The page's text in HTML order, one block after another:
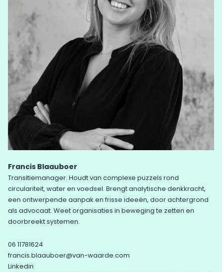
Francis Blaauboer
Transitiemanager. Houdt van complexe puzzels rond
circulariteit, water en voedsel. Brengt analytische denkkracht,
een ontwerpende aanpak en frisse ideeën, door achtergrond
als advocaat. Weet organisaties in beweging te zetten en
doorbreekt systemen.
06 11781624
francis.blaauboer@van-waarde.com
Linkedin